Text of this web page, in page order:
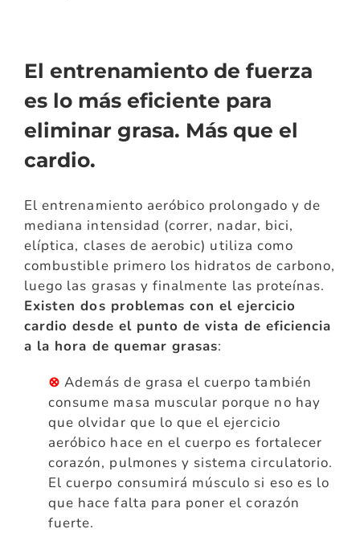
El entrenamiento de fuerza
es lo más eficiente para
eliminar grasa. Más que el
cardio.
El entrenamiento aeróbico prolongado y de
mediana intensidad (correr, nadar, bici,
elíptica, clases de aerobic) utiliza como
combustible primero los hidratos de carbono,
luego las grasas y finalmente las proteínas.
Existen dos problemas con el ejercicio
cardio desde el punto de vista de eficiencia
a la hora de quemar grasas:
⊗ Además de grasa el cuerpo también
consume masa muscular porque no hay
que olvidar que lo que el ejercicio
aeróbico hace en el cuerpo es fortalecer
corazón, pulmones y sistema circulatorio.
El cuerpo consumirá músculo si eso es lo
que hace falta para poner el corazón
fuerte.